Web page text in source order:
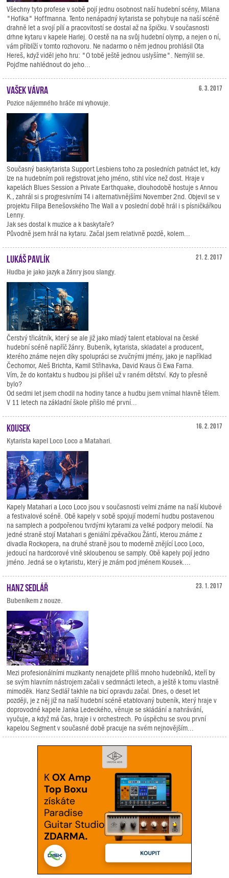
Všechny tyto profese v sobě pojí jednu osobnost naší hudební scény, Milana
"Hofika" Hoffmanna. Tento nenápadný kytarista se pohybuje na naší scéně
drahně let a svojí pílí a pracovitostí se dostal až na špičku. V současnosti
drhne kytaru v kapele Harlej. O cestě na na svůj hudební olymp, a nejen o ní,
vám přiblíží v tomto rozhovoru. Ne nadarmo o něm jednou prohlásil Ota
Hereš, když viděl jeho hru: "O tobě ještě jednou uslyšíme". Nemýlil se.
Pojďme nahlédnout do jeho...
6. 3. 2017
Vašek Vávra
Pozice nájemného hráče mi vyhovuje.
Současný baskytarista Support Lesbiens toho za posledních patnáct let, kdy
lze na hudebním poli registrovat jeho jméno, stihl více než dost. Hraje v
kapelách Blues Session a Private Earthquake, dlouhodobě hostuje s Annou
K., zahrál si s progresivními T4 i alternativnějšími November 2nd. Objevil se v
projektu Filipa Benešovského The Wall a v poslední době hrál i s písničkářkou
Lenny.
Jak ses dostal k muzice a k baskytaře?
Původně jsem hrál na kytaru. Začal jsem relativně pozdě, kolem...
21. 2. 2017
Lukáš Pavlík
Hudba je jako jazyk a žánry jsou slangy.
Čerstvý třicátník, který se ale již jako mladý talent etabloval na české
hudební scéně napříč žánry. Bubeník, kytarista, skladatel a producent,
kterého známe nejen díky spolupráci se zvučnými jmény, jako je například
Čechomor, Aleš Brichta, Kamil Střihavka, David Kraus či Ewa Farna.
Vím, že do kontaktu s hudbou jsi přišel už v raném dětství. Kdy to přesně
bylo?
Od sedmi let jsem chodil na hodiny tance a hudbu jsem vnímal hlavně tělem.
V 11 letech na základní škole přišlo mé první...
16. 2. 2017
Kousek
Kytarista kapel Loco Loco a Matahari.
Kapely Matahari a Loco Loco jsou v současnosti velmi známe na naší klubové
a festivalové scéně. Obě kapely v sobě spojují moderní hudbu postavenou
na samplech a podpořenou tvrdými kytarami za velké podpory melodií. Na
jedné straně stojí Matahari s geniální zpěvačkou Žántí, kterou známe z
divadla Rockopera, na druhé straně jsou to moderně znějící Loco Loco,
jedoucí na hardcorové vlně skloubenou se samply. Obě kapely pojí jedno
jméno. Jedná se o kytaristu, který je znám pod jménem Kousek....
23. 1. 2017
Hanz Sedlář
Bubeníkem z nouze.
Mezi profesionálními muzikanty nenajdete příliš mnoho hudebníků, kteří by
se svým hlavním nástrojem začali v sedmnácti letech, a ještě k tomu vlastně
mimoděk. Hanz Sedlář takhle na bicí opravdu začal. Dnes, o deset let
později, je z něj již na naší hudební scéně etablovaný bubeník, který hraje v
doprovodné kapele Janka Ledeckého, věnuje se skládání a nahrávání,
vyučuje, a když má čas, hraje i v orchestrech. Po úspěchu se svou první
kapelou Segment v současné době pracuje na svém nejnovějším...